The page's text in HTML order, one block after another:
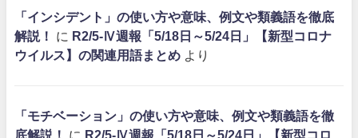
「インシデント」の使い方や意味、例文や類義語を徹底
解説！
に R2/5-Ⅳ週報「5/18日～5/24日」【新型コロナ
ウイルス】の関連用語まとめ より
「モチベーション」の使い方や意味、例文や類義語を徹
底解説！
に R2/5-Ⅳ週報「5/18日～5/24日」【新型コロ